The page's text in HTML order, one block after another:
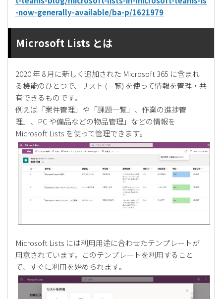
-now-generally-available/ba-p/1621979
Microsoft Lists とは
2020 年 8 月に新しく追加された Microsoft 365 に含まれ
る機能のひとつで、リスト (一覧) を使って情報を管理・共
有できるものです。
例えば「案件管理」や「課題一覧」、作業の進捗管
理」、PC や備品などの物品管理」などの情報を
Microsoft Lists を使って管理できます。
Microsoft Lists には利用用途に合わせたテンプレートが
用意されています。このテンプレートを利用すること
で、すぐに利用を始められます。